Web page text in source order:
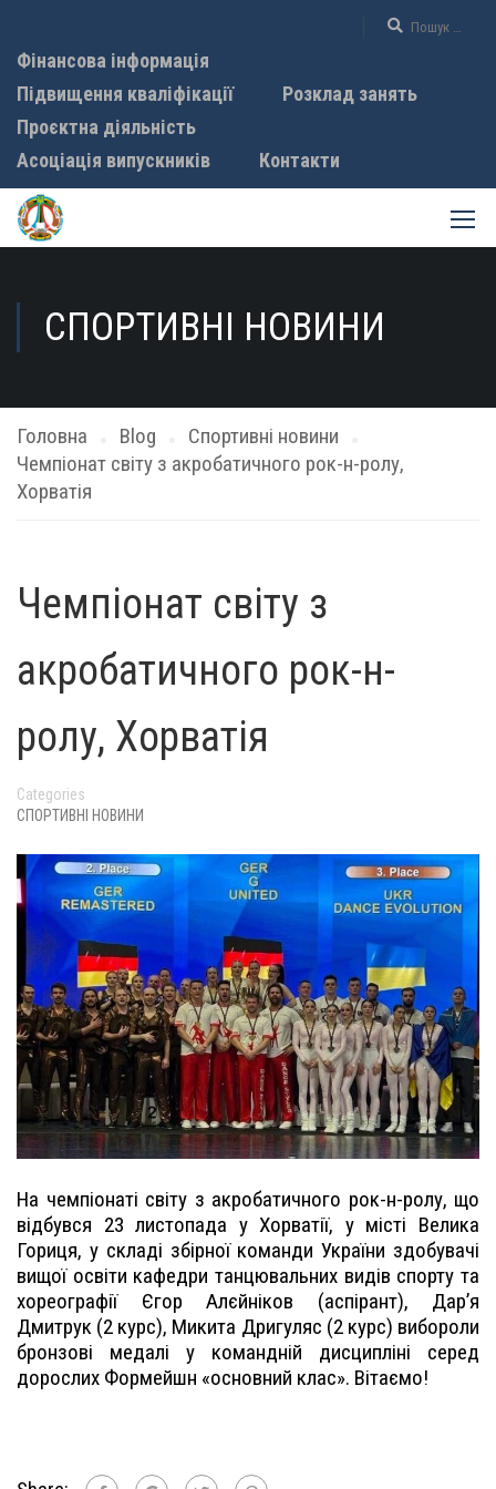
Фінансова інформація
Підвищення кваліфікації
Розклад занять
Проєктна діяльність
Асоціація випускників
Контакти
СПОРТИВНІ НОВИНИ
Головна Blog
Спортивні новини
Чемпіонат світу з акробатичного рок-н-ролу,
Хорватія
Чемпіонат світу з
акробатичного рок-н-
ролу, Хорватія
Categories
СПОРТИВНІ НОВИНИ
На чемпіонаті світу з акробатичного рок-н-ролу, що
відбувся 23 листопада у Хорватії, у місті Велика
Гориця, у складі збірної команди України здобувачі
вищої освіти кафедри танцювальних видів спорту та
хореографії Єгор Алєйніков (аспірант), Дар’я
Дмитрук (2 курс), Микита Дригуляс (2 курс) вибороли
бронзові медалі у командній дисципліні серед
дорослих Формейшн «основний клас». Вітаємо!